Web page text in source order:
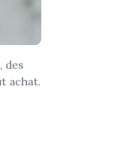
des
achat.